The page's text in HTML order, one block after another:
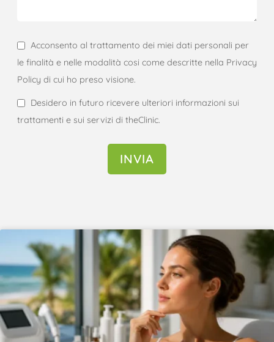
Acconsento al trattamento dei miei dati personali per
le finalità e nelle modalità cosi come descritte nella Privacy
Policy di cui ho preso visione.
Desidero in futuro ricevere ulteriori informazioni sui
trattamenti e sui servizi di theClinic.
INVIA